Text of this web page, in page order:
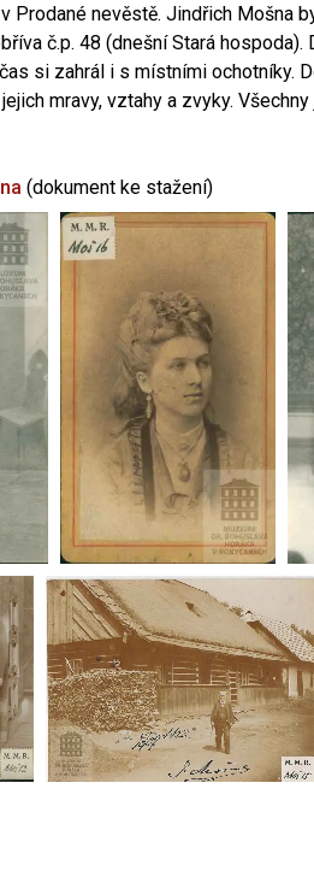
Prodané nevěstě. Jindřich Mošna
č.p. 48 (dnešní Stará hospoda).
si zahrál i s místními ochotníky.
mravy, vztahy a zvyky.
(dokument ke stažení)